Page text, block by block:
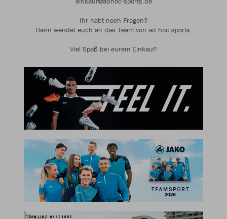
Ihr habt noch Fragen?
Dann wendet euch an das Team von ad hoc sports.
Viel Spaß bei eurem Einkauf!